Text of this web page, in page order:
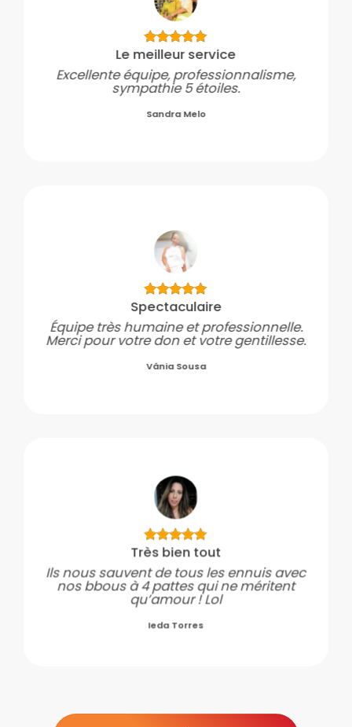
Le meilleur service
Excellente équipe, professionnalisme,
sympathie 5 étoiles.
Sandra Melo
Spectaculaire
Équipe très humaine et professionnelle.
Merci pour votre don et votre gentillesse.
Vânia Sousa
Très bien tout
Ils nous sauvent de tous les ennuis avec
nos bbous à 4 pattes qui ne méritent
qu’amour ! Lol
Ieda Torres